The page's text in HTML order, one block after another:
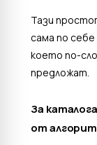
Тази
сама по
което по-
предложат.
За
от